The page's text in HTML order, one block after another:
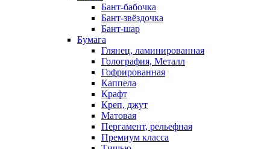
Бант-бабочка
Бант-звёздочка
Бант-шар
Бумага
Глянец, ламинированная
Голография, Металл
Гофрированная
Каппела
Крафт
Креп, джут
Матовая
Пергамент, рельефная
Премиум класса